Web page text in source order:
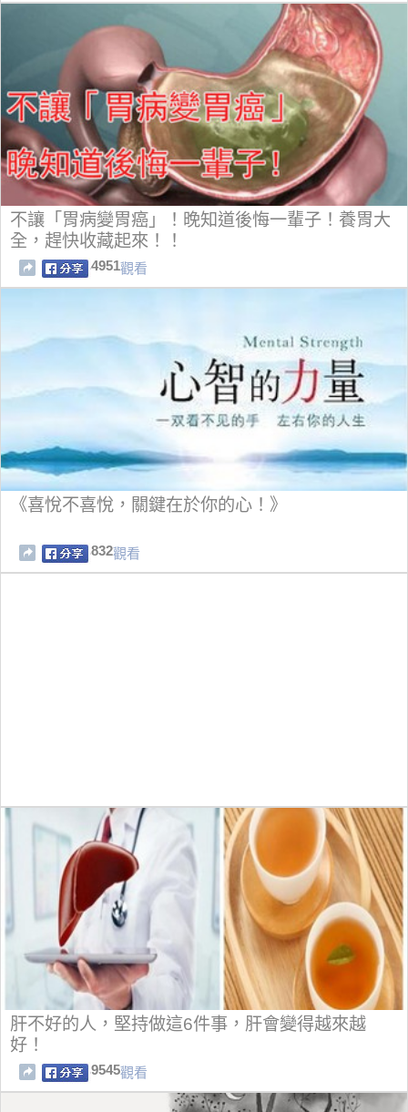
不讓「胃病變胃癌」！晚知道後悔一輩子！養胃大
全，趕快收藏起來！！
4951觀看
《喜悅不喜悅，關鍵在於你的心！》
832觀看
肝不好的人，堅持做這6件事，肝會變得越來越
好！
9545觀看